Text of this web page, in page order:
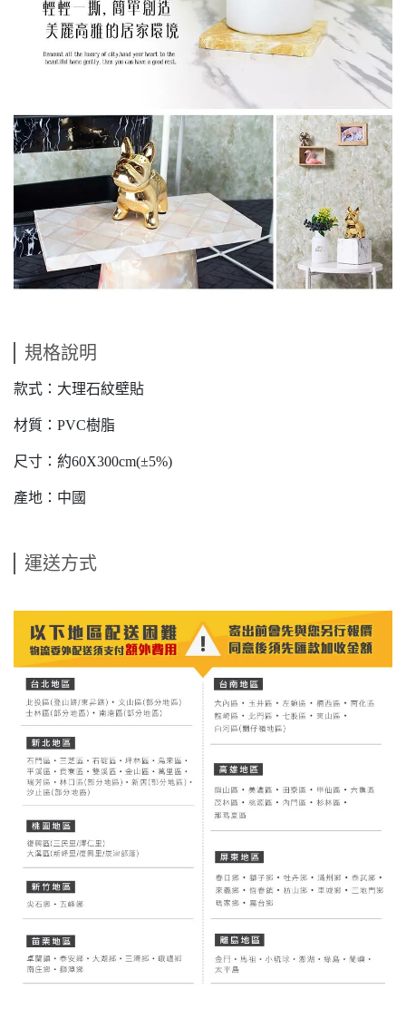
規格說明
款式：大理石紋壁貼
材質：PVC樹脂
尺寸：約60X300cm(±5%)
產地：中國
運送方式